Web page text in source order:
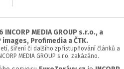
stránky
MEDIA GROUP s.r.o., a
images, Profimedia a ČTK.
šíření či dalšího zpřístupňování článků a
MEDIA GROUP s.r.o. zakázáno.